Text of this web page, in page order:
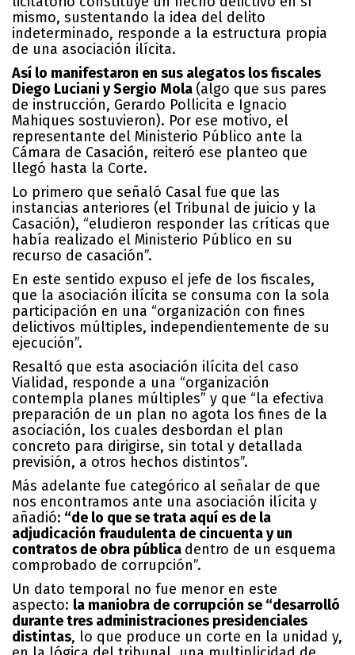
mismo, sustentando la idea del delito
indeterminado, responde a la estructura propia
de una asociación ilícita.
Así lo manifestaron en sus alegatos los fiscales
Diego Luciani y Sergio Mola (algo que sus pares
de instrucción, Gerardo Pollicita e Ignacio
Mahiques sostuvieron). Por ese motivo, el
representante del Ministerio Público ante la
Cámara de Casación, reiteró ese planteo que
llegó hasta la Corte.
Lo primero que señaló Casal fue que las
instancias anteriores (el Tribunal de juicio y la
Casación), “eludieron responder las críticas que
había realizado el Ministerio Público en su
recurso de casación”.
En este sentido expuso el jefe de los fiscales,
que la asociación ilícita se consuma con la sola
participación en una “organización con fines
delictivos múltiples, independientemente de su
ejecución”.
Resaltó que esta asociación ilícita del caso
Vialidad, responde a una “organización
contempla planes múltiples” y que “la efectiva
preparación de un plan no agota los fines de la
asociación, los cuales desbordan el plan
concreto para dirigirse, sin total y detallada
previsión, a otros hechos distintos”.
Más adelante fue categórico al señalar de que
nos encontramos ante una asociación ilícita y
añadió: “de lo que se trata aquí es de la
adjudicación fraudulenta de cincuenta y un
contratos de obra pública dentro de un esquema
comprobado de corrupción”.
Un dato temporal no fue menor en este
aspecto: la maniobra de corrupción se “desarrolló
durante tres administraciones presidenciales
distintas, lo que produce un corte en la unidad y,